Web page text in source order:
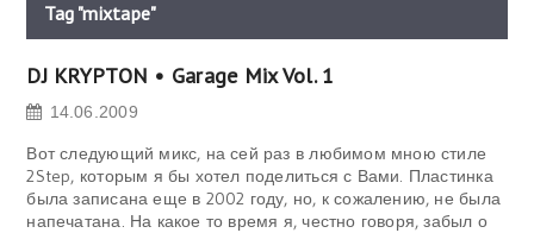
Tag "mixtape"
DJ KRYPTON • Garage Mix Vol. 1
14.06.2009
Вот следующий микс, на сей раз в любимом мною стиле
2Step, которым я бы хотел поделиться с Вами. Пластинка
была записана еще в 2002 году, но, к сожалению, не была
напечатана. На какое то время я, честно говоря, забыл о